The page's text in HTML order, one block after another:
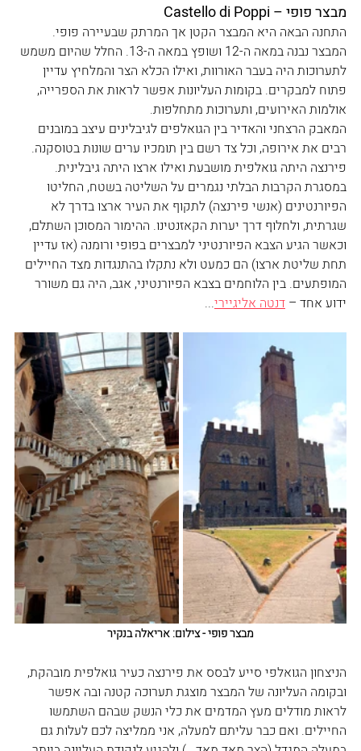
מבצר פופי – Castello di Poppi
התחנה הבאה היא המבצר הקטן אך המרתק שבעיירה פופי.
המבצר נבנה במאה ה-12 ושופץ במאה ה-13. החלל שהיום משמש
לתערוכות היה בעבר האורוות, ואילו הכלא הצר והמלחיץ עדיין
פתוח למבקרים. בקומות העליונות אפשר לראות את הספרייה,
אולמות האירועים, ותערוכות מתחלפות.
המאבק הרצחני והאדיר בין הגואלפים לגיבלינים עיצב במובנים
רבים את אירופה, וכל צד רשם בין תומכיו ערים שונות בטוסקנה.
פירנצה היתה גואלפית מושבעת ואילו ארצו היתה גיבלינית.
במסגרת הקרבות הבלתי נגמרים על השליטה בשטח, החליטו
הפיורנטינים (אנשי פירנצה) לתקוף את העיר ארצו בדרך לא
שגרתית, ולחלוף דרך יערות הקאזנטינו. ההימור המסוכן השתלם,
וכאשר הגיע הצבא הפיורנטיני למבצרים בפופי ורומנה (אז עדיין
תחת שליטת ארצו) הם כמעט ולא נתקלו בהתנגדות מצד החיילים
המופתעים. בין הלוחמים בצבא הפיורנטיני, אגב, היה גם משורר
ידוע אחד – דנטה אליגיירי...
מבצר פופי - צילום: אריאלה בנקיר
הניצחון הגואלפי סייע לבסס את פירנצה כעיר גואלפית מובהקת,
ובקומה העליונה של המבצר מוצגת תערוכה קטנה ובה אפשר
לראות מודלים מעץ המדמים את כלי הנשק שבהם השתמשו
החיילים. ואם כבר עליתם למעלה, אני ממליצה לכם לעלות גם